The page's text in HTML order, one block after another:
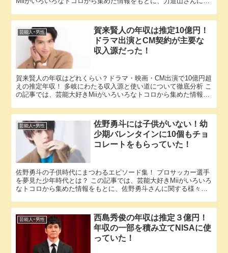
芸能人ｰ男性
賀来賢人の年収は推定10億円！
ドラマ出演とCM契約が主要な
収入源だった！
賀来賢人の年収はどれくらい？ドラマ・映画・CM出演で10億円超
えの推定年収！ 多岐にわたる収入源と使い道について徹底分析 こ
の記事では、芸能大好きMiiがいろいろなトコロから集めた情報を
芸能人ｰ男性
佐野勇斗には子供がいない！幼
少期バレンタインに10個もチョ
コレートをもらっていた！
佐野勇斗の子供時代にまつわるエピソード集！ プロサッカー選手
を夢見た少年時代とは？ この記事では、芸能大好きMiiがいろいろ
なトコロから集めた情報をもとに、佐野勇斗さんに関する様々な
芸能人ｰ男性
西島秀俊の年収は推定３億円！
年収の一部を積み立てNISAに使
っていた！